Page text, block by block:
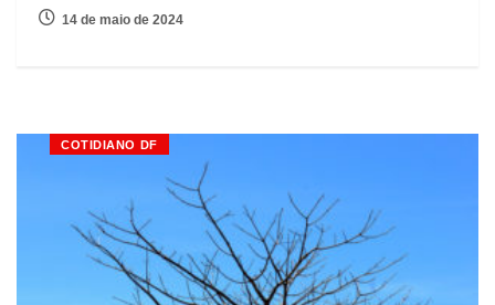
14 de maio de 2024
COTIDIANO DF